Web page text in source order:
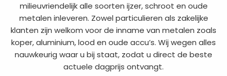
milieuvriendelijk alle soorten ijzer, schroot en oude
metalen inleveren. Zowel particulieren als zakelijke
klanten zijn welkom voor de inname van metalen zoals
koper, aluminium, lood en oude accu’s. Wij wegen alles
nauwkeurig waar u bij staat, zodat u direct de beste
actuele dagprijs ontvangt.